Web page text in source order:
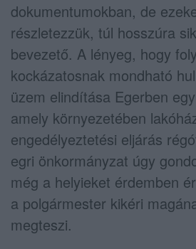
dokumentumokban, de
részletezzük, túl hosszúra
bevezető. A lényeg, hogy
kockázatosnak mondható
üzem elindítása Egerben
amely környezetében
engedélyeztetési eljárás
egri önkormányzat úgy
még a helyieket érdemben
a polgármester kikéri
megteszi.